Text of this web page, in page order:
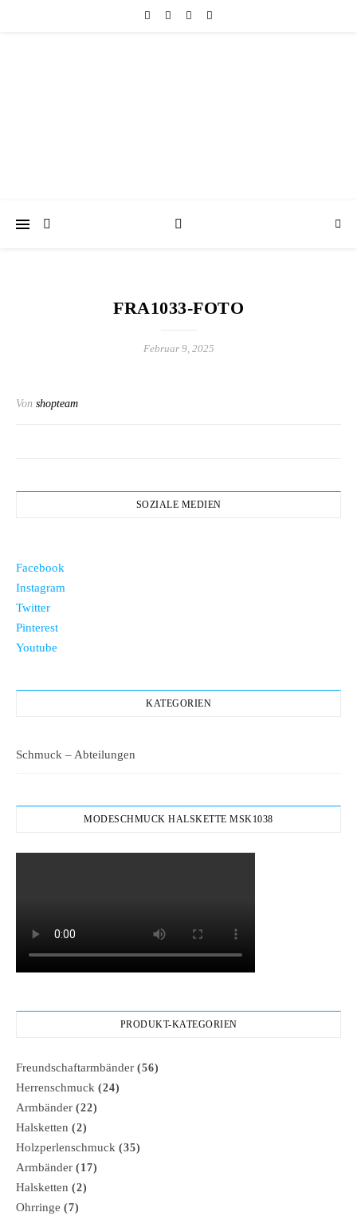
FRA1033-FOTO
Februar 9, 2025
Von shopteam
SOZIALE MEDIEN
Facebook
Instagram
Twitter
Pinterest
Youtube
KATEGORIEN
Schmuck – Abteilungen
MODESCHMUCK HALSKETTE MSK1038
PRODUKT-KATEGORIEN
Freundschaftarmbänder (56)
Herrenschmuck (24)
Armbänder (22)
Halsketten (2)
Holzperlenschmuck (35)
Armbänder (17)
Halsketten (2)
Ohrringe (7)